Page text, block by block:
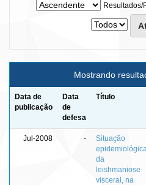
Resultados/
Mostrando
Data de
publicação
Data
de
defesa
Título
Jul-2008 -
Situação
epidemiológica
da
leishmaniose
visceral, na